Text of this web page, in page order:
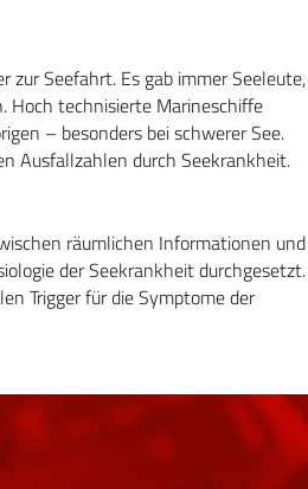
Seefahrt. Es gab immer Seeleute,
Hoch technisierte Marineschiffe
– besonders bei schwerer See.
Ausfallzahlen durch Seekrankheit.
räumlichen Informationen und
der Seekrankheit durchgesetzt.
Trigger für die Symptome der